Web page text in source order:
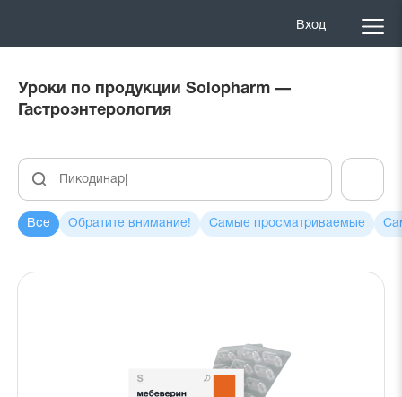
Вход
Уроки по продукции Solopharm —
Гастроэнтерология
Все Обратите внимание! Самые просматриваемые
Поиск
урока